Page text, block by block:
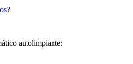
autolimpiante: